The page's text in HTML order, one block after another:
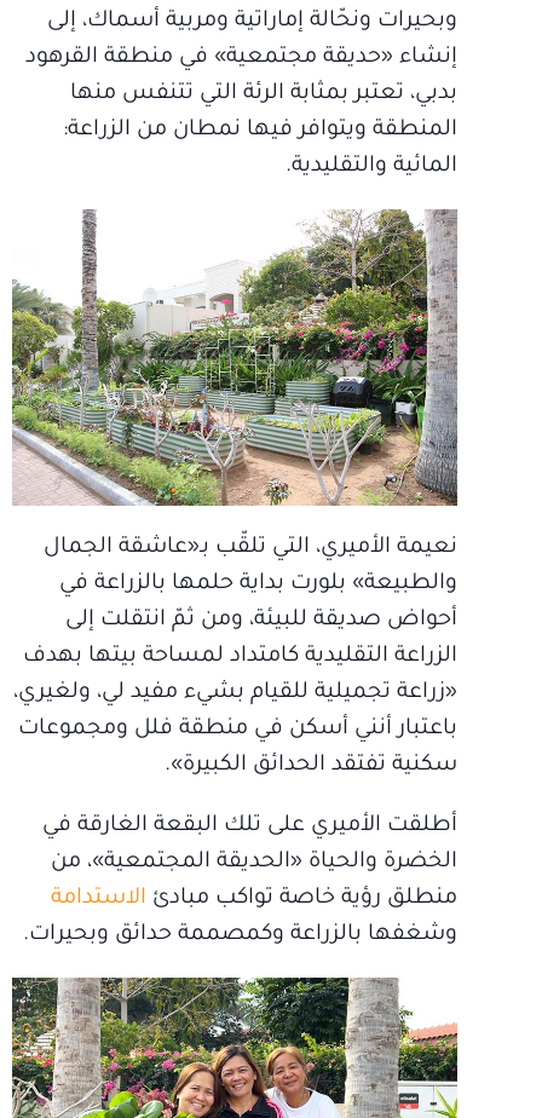
وبحيرات ونحّالة إماراتية ومربية أسماك، إلى
إنشاء «حديقة مجتمعية» في منطقة القرهود
بدبي، تعتبر بمثابة الرئة التي تتنفس منها
المنطقة ويتوافر فيها نمطان من الزراعة:
المائية والتقليدية.
نعيمة الأميري، التي تلقّب بـ«عاشقة الجمال
والطبيعة» بلورت بداية حلمها بالزراعة في
أحواض صديقة للبيئة، ومن ثمّ انتقلت إلى
الزراعة التقليدية كامتداد لمساحة بيتها بهدف
«زراعة تجميلية للقيام بشيء مفيد لي، ولغيري،
باعتبار أنني أسكن في منطقة فلل ومجموعات
سكنية تفتقد الحدائق الكبيرة».
أطلقت الأميري على تلك البقعة الغارقة في
الخضرة والحياة «الحديقة المجتمعية»، من
منطلق رؤية خاصة تواكب مبادئ الاستدامة
وشغفها بالزراعة وكمصممة حدائق وبحيرات.